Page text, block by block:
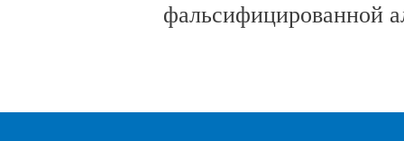
фальсифицированной